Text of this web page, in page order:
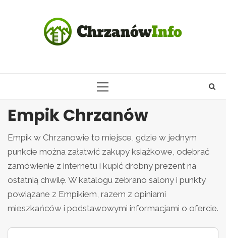
PRIMARY
Empik Chrzanów
Empik w Chrzanowie to miejsce, gdzie w jednym
punkcie można załatwić zakupy książkowe, odebrać
zamówienie z internetu i kupić drobny prezent na
ostatnią chwilę. W katalogu zebrano salony i punkty
powiązane z Empikiem, razem z opiniami
mieszkańców i podstawowymi informacjami o ofercie.